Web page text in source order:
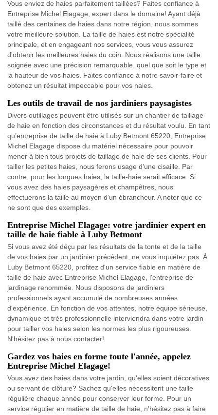
Vous enviez de haies parfaitement taillées? Faites confiance à
Entreprise Michel Elagage, expert dans le domaine! Ayant déjà
taillé des centaines de haies dans notre région, nous sommes
votre meilleure solution. La taille de haies est notre spécialité
principale, et en engageant nos services, vous vous assurez
d'obtenir les meilleures haies du coin. Nous réalisons une taille
soignée avec une précision remarquable, quel que soit le type et
la hauteur de vos haies. Faites confiance à notre savoir-faire et
obtenez un résultat impeccable pour vos haies.
Les outils de travail de nos jardiniers paysagistes
Divers outillages peuvent être utilisés sur un chantier de taillage
de haie en fonction des circonstances et du résultat voulu. En tant
qu’entreprise de taille de haie à Luby Betmont 65220, Entreprise
Michel Elagage dispose du matériel nécessaire pour pouvoir
mener à bien tous projets de taillage de haie de ses clients. Pour
tailler les petites haies, nous ferons usage d’une cisaille. Par
contre, pour les longues haies, la taille-haie serait efficace. Si
vous avez des haies paysagères et champêtres, nous
effectuerons la taille au moyen d’un ébrancheur. A noter que ce
ne sont que des exemples.
Entreprise Michel Elagage: votre jardinier expert en
taille de haie fiable à Luby Betmont
Si vous avez été déçu par les résultats de la tonte et de la taille
de vos haies par un jardinier précédent, ne vous inquiétez pas. À
Luby Betmont 65220, profitez d'un service fiable en matière de
taille de haie avec Entreprise Michel Elagage, l'entreprise de
jardinage renommée. Nous disposons de jardiniers
professionnels ayant accumulé de nombreuses années
d'expérience. En fonction de vos attentes, notre équipe sérieuse,
dynamique et très professionnelle interviendra dans votre jardin
pour tailler vos haies selon les normes les plus rigoureuses.
N'hésitez pas à nous contacter!
Gardez vos haies en forme toute l'année, appelez
Entreprise Michel Elagage!
Vous avez des haies dans votre jardin, qu'elles soient décoratives
ou servant de clôture? Sachez qu'elles nécessitent une taille
régulière chaque année pour conserver leur forme. Pour un
service régulier en matière de taille de haie, n'hésitez pas à faire